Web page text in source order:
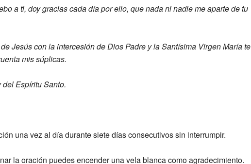
a ti, doy graciascada día por ello, que nada ni nadie meaparte de tu
Jesús con laintercesión de Dios Padre y la Santísima Virgen María te
mis súplicas.
del Espíritu Santo.
una vez al día durante siete días consecutivos sin interrumpir.
la oración puedes encender una vela blanca como agradecimiento.